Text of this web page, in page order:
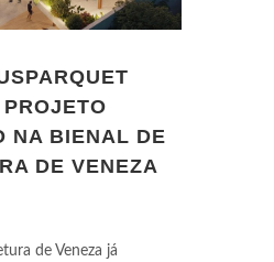
NA BIENAL DE
DE VENEZA
de Veneza já